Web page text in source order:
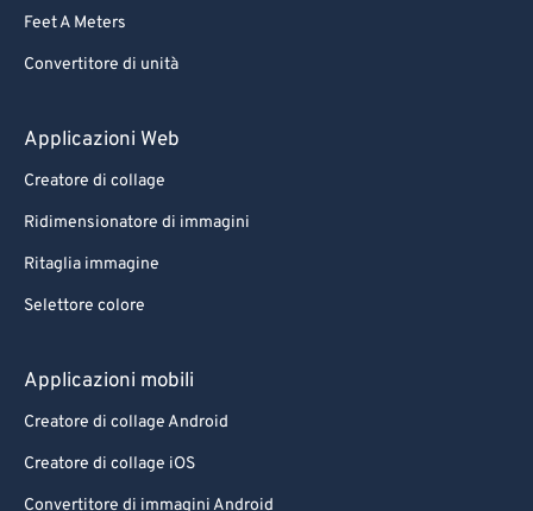
Feet A Meters
Convertitore di unità
Applicazioni Web
Creatore di collage
Ridimensionatore di immagini
Ritaglia immagine
Selettore colore
Applicazioni mobili
Creatore di collage Android
Creatore di collage iOS
Convertitore di immagini Android